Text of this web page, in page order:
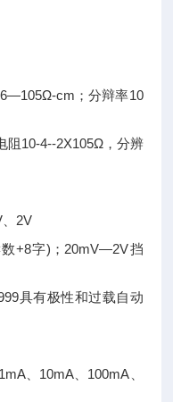
cm；分辩率10
阻10-4--2X105Ω，分辨
2V
+8字)；20mV—2V挡
具有极性和过载自动
、10mA、100mA、